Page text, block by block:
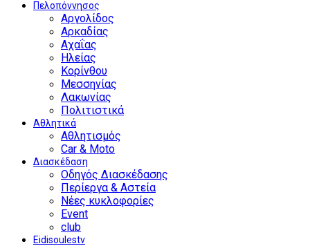
Πελοπόννησος
Αργολίδος
Αρκαδίας
Αχαΐας
Ηλείας
Κορίνθου
Μεσσηνίας
Λακωνίας
Πολιτιστικά
Αθλητικά
Αθλητισμός
Car & Moto
Διασκέδαση
Οδηγός Διασκέδασης
Περίεργα & Αστεία
Νέες κυκλοφορίες
Event
club
Eidisoulestv